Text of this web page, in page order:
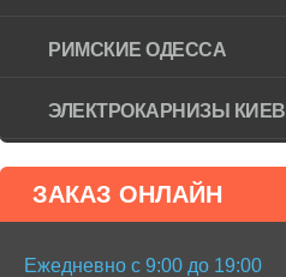
РИМСКИЕ ОДЕССА
ЭЛЕКТРОКАРНИЗЫ КИЕВ
ЗАКАЗ ОНЛАЙН
Ежедневно с 9:00 до 19:00